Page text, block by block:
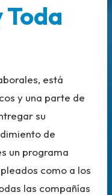
está
y una parte de
su
de
un programa
como a los
las compañías